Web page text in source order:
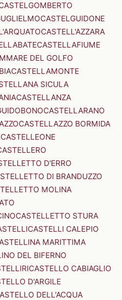
CASTELGUIDONE
CASTELL'AZZARA
CASTELLAFIUME
DEL GOLFO
CASTELLAMONTE
SICULA
CASTELLANZA
CASTELLARANO
CASTELLAZZO BORMIDA
CASTELLEONE
D'ERRO
DI BRANDUZZO
MOLINA
CASTELLETTO STURA
CASTELLI CALEPIO
MARITTIMA
DEL BIFERNO
CASTELLO CABIAGLIO
D'ARGILE
DELL'ACQUA